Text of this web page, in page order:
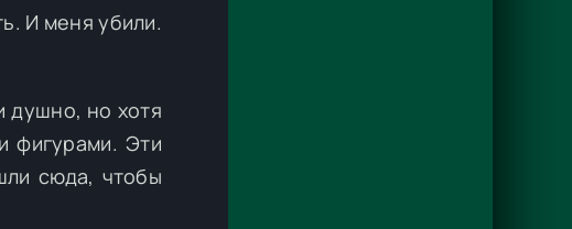
И меня убили.
душно, но хотя
фигурами. Эти
сюда, чтобы